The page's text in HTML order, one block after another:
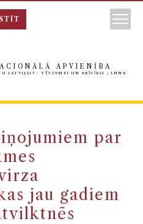
APVIENĪBA
LATVIJAI! - TĒVZEMEI UN BRĪVĪBAI / LNNK
par
jau gadiem